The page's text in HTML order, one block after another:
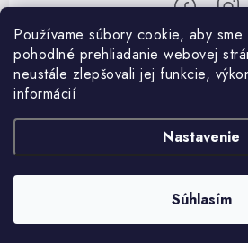
Používame súbory cookie, aby sme
pohodlné prehliadanie webovej
neustále zlepšovali jej funkcie,
informácií
Nastavenie
Súhlasím
Informácie pre vás
Podmienky ochrany osobných údajov
Záhradkárstvo Dráb.